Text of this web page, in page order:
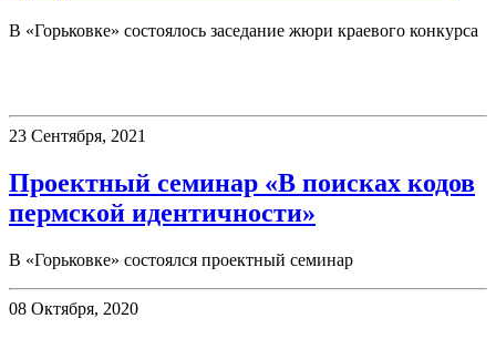
В «Горьковке» состоялось заседание жюри краевого конкурса
23 Сентября, 2021
Проектный семинар «В поисках кодов
пермской идентичности»
В «Горьковке» состоялся проектный семинар
08 Октября, 2020